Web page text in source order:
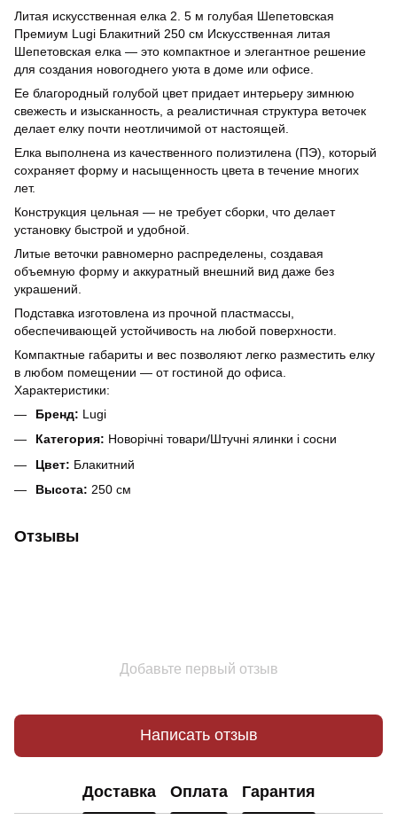
Литая искусственная елка 2. 5 м голубая Шепетовская
Премиум Lugi Блакитний 250 см Искусственная литая
Шепетовская елка — это компактное и элегантное решение
для создания новогоднего уюта в доме или офисе.
Ее благородный голубой цвет придает интерьеру зимнюю
свежесть и изысканность, а реалистичная структура веточек
делает елку почти неотличимой от настоящей.
Елка выполнена из качественного полиэтилена (ПЭ), который
сохраняет форму и насыщенность цвета в течение многих
лет.
Конструкция цельная — не требует сборки, что делает
установку быстрой и удобной.
Литые веточки равномерно распределены, создавая
объемную форму и аккуратный внешний вид даже без
украшений.
Подставка изготовлена из прочной пластмассы,
обеспечивающей устойчивость на любой поверхности.
Компактные габариты и вес позволяют легко разместить елку
в любом помещении — от гостиной до офиса.
Характеристики:
Бренд: Lugi
Категория: Новорічні товари/Штучні ялинки і сосни
Цвет: Блакитний
Высота: 250 см
Отзывы
Добавьте первый отзыв
Написать отзыв
Доставка Оплата Гарантия